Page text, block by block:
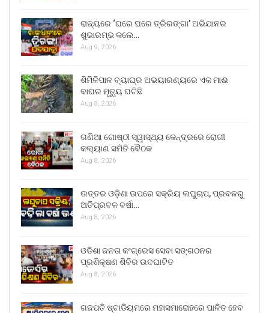
ରାଜ୍ୟରେ ‘ଘରେ ଘରେ ତ୍ରିରଙ୍ଗା’ ଅଭିଯାନର
ଶୁଭାରମ୍ଭ କଲେ…
Aug 9, 2026
ଶିମିଳିପାଳ ବ୍ୟାଘ୍ର ଅଭୟାରଣ୍ୟରେ ଏକ ମାଈ
ବାଘର ମୃତ୍ୟୁ ଘଟିଛି
Aug 8, 2026
ଗଣିଆ ଗୋଷ୍ଠୀ ସ୍ୱାସ୍ଥ୍ୟ କେନ୍ଦ୍ରରେ ରୋଗୀ
କଲ୍ୟାଣ ସମିତି ବୈଠକ
Aug 8, 2026
ଉତ୍ତର ଓଡ଼ିଶା ଉପରେ ସକ୍ରିୟ ଲଘୁଚାପ, ପ୍ରବଳରୁ
ଅତିପ୍ରବଳ ବର୍ଷା…
Aug 8, 2026
ଓଡିଶା ଜନତା କଂଗ୍ରେସ ସେବା ସଙ୍ଗଠନର
ପ୍ରଶିକ୍ଷଣ ଶିବିର ଉଦଘାଟିତ
Aug 8, 2026
ଗଜପତି ଷ୍ଟାଡିୟମରେ ମହାସମାରୋହରେ ପାଳିତ ହେବ